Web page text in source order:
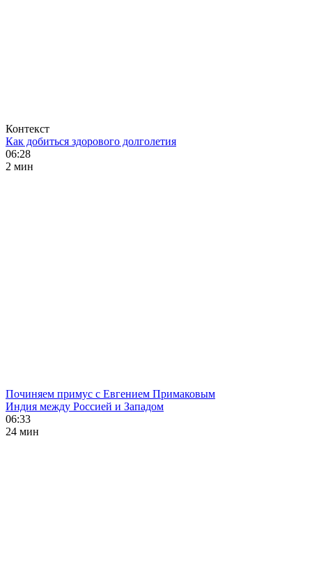
Контекст
Как добиться здорового долголетия
06:28
2 мин
Починяем примус с Евгением Примаковым
Индия между Россией и Западом
06:33
24 мин